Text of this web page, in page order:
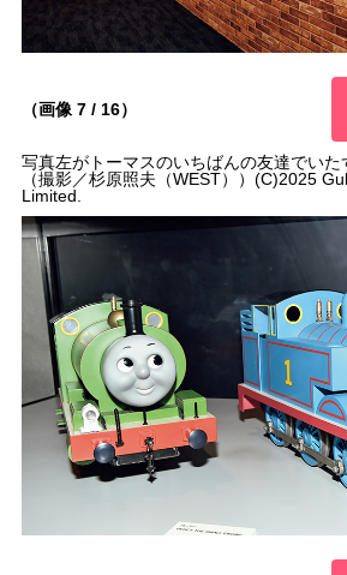
（画像 7 / 16）
写真左がトーマスのいちばんの友達でいた
（撮影／杉原照夫（WEST））(C)2025
Limited.